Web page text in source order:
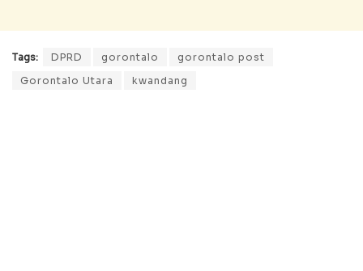
Tags: DPRD gorontalo
gorontalo post
Gorontalo Utara
kwandang